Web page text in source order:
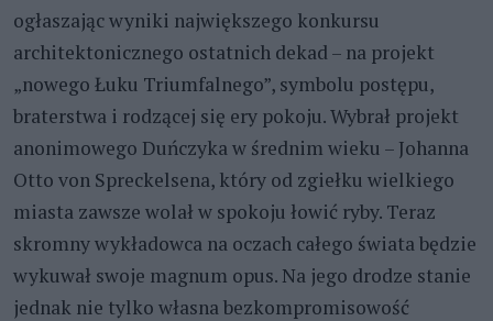
ogłaszając wyniki największego konkursu
architektonicznego ostatnich dekad – na projekt
„nowego Łuku Triumfalnego”, symbolu postępu,
braterstwa i rodzącej się ery pokoju. Wybrał projekt
anonimowego Duńczyka w średnim wieku – Johanna
Otto von Spreckelsena, który od zgiełku wielkiego
miasta zawsze wolał w spokoju łowić ryby. Teraz
skromny wykładowca na oczach całego świata będzie
wykuwał swoje magnum opus. Na jego drodze stanie
jednak nie tylko własna bezkompromisowość